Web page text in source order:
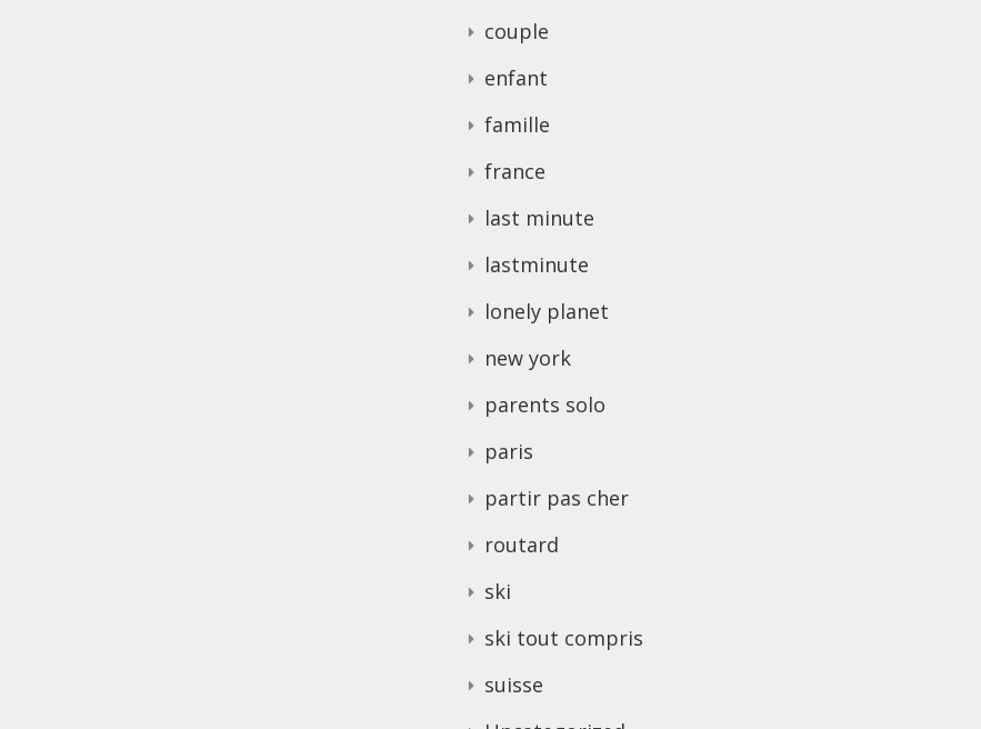
couple
enfant
famille
france
last minute
lastminute
lonely planet
new york
parents solo
paris
partir pas cher
routard
ski
ski tout compris
suisse